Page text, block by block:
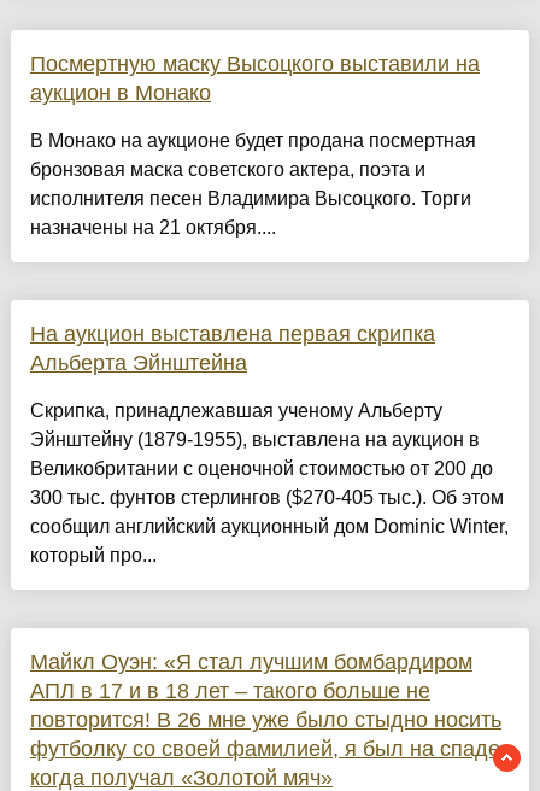
Посмертную маску Высоцкого выставили на
аукцион в Монако
В Монако на аукционе будет продана посмертная
бронзовая маска советского актера, поэта и
исполнителя песен Владимира Высоцкого. Торги
назначены на 21 октября....
На аукцион выставлена первая скрипка
Альберта Эйнштейна
Скрипка, принадлежавшая ученому Альберту
Эйнштейну (1879-1955), выставлена на аукцион в
Великобритании с оценочной стоимостью от 200 до
300 тыс. фунтов стерлингов ($270-405 тыс.). Об этом
сообщил английский аукционный дом Dominic Winter,
который про...
Майкл Оуэн: «Я стал лучшим бомбардиром
АПЛ в 17 и в 18 лет – такого больше не
повторится! В 26 мне уже было стыдно носить
футболку со своей фамилией, я был на спаде,
когда получал «Золотой мяч»